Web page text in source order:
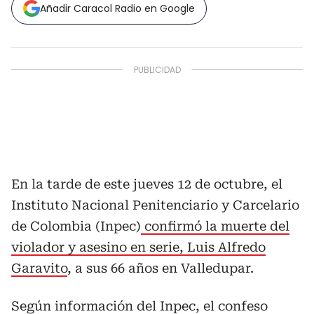
Añadir Caracol Radio en Google
En la tarde de este jueves 12 de octubre, el
Instituto Nacional Penitenciario y Carcelario
de Colombia (Inpec) confirmó la muerte del
violador y asesino en serie, Luis Alfredo
Garavito, a sus 66 años en Valledupar.
Según información del Inpec, el confeso